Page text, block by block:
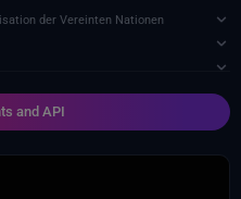
der Vereinten Nationen
und Verwaltung
and API